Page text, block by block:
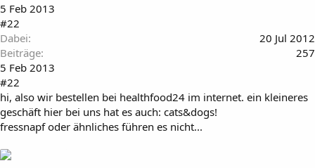
5 Feb 2013
#22
Dabei
20 Jul 2012
Beiträge
257
5 Feb 2013
#22
hi, also wir bestellen bei healthfood24 im internet. ein kleineres
geschäft hier bei uns hat es auch: cats&dogs!
fressnapf oder ähnliches führen es nicht...